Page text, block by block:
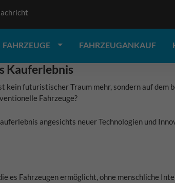
FAHRZEUGE FAHRZEUGANKAUF
Kauferlebnis
futuristischer Traum mehr, sondern auf dem
Fahrzeuge?
angesichts neuer Technologien und
Fahrzeugen ermöglicht, ohne menschliche